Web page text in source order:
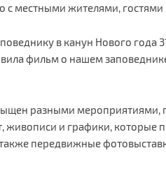
с местными жителями, гостями
в канун Нового года
фильм о нашем
разными
живописи и графики, которые
передвижные